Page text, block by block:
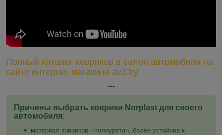
Полный каталог ковриков в салон автомобиля на
сайте интернет магазина av3.by
---
Причины выбрать коврики Norplast для своего
автомобиля:
материал ковриков - полиуретан, более устойчив к